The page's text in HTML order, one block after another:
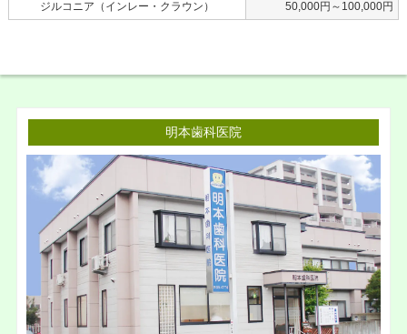
ジルコニア（インレー・クラウン） 50,000円～100,000円
明本歯科医院